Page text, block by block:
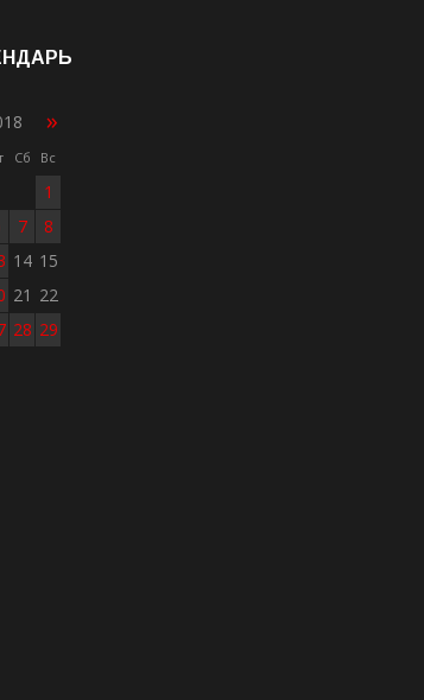
»
Сб Вс
1
7
8
14 15
21 22
28 29